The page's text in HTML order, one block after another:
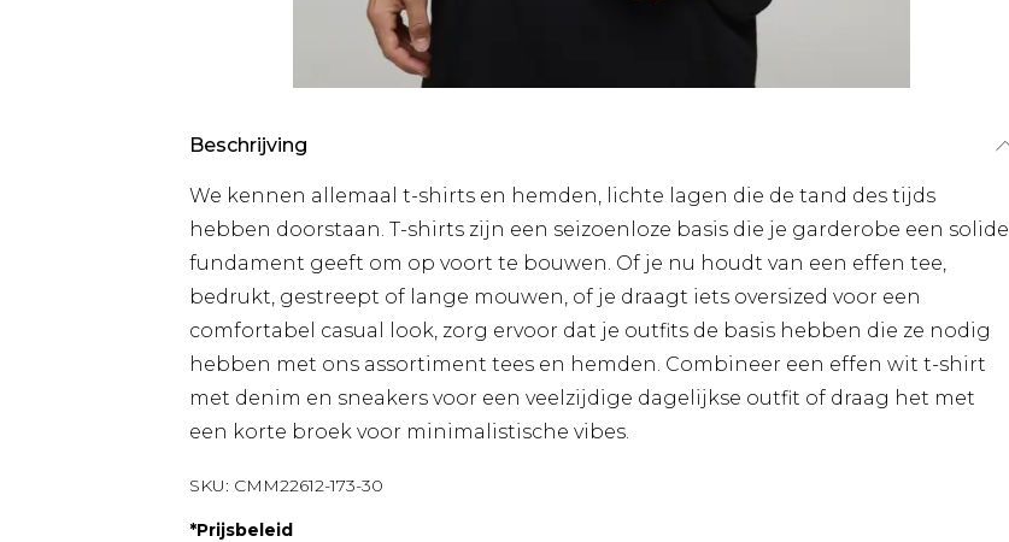
Beschrijving
We kennen allemaal t-shirts en hemden, lichte lagen die de tand des tijds
hebben doorstaan. T-shirts zijn een seizoenloze basis die je garderobe een solide
fundament geeft om op voort te bouwen. Of je nu houdt van een effen tee,
bedrukt, gestreept of lange mouwen, of je draagt iets oversized voor een
comfortabel casual look, zorg ervoor dat je outfits de basis hebben die ze nodig
hebben met ons assortiment tees en hemden. Combineer een effen wit t-shirt
met denim en sneakers voor een veelzijdige dagelijkse outfit of draag het met
een korte broek voor minimalistische vibes.
SKU: CMM22612-173-30
*Prijsbeleid